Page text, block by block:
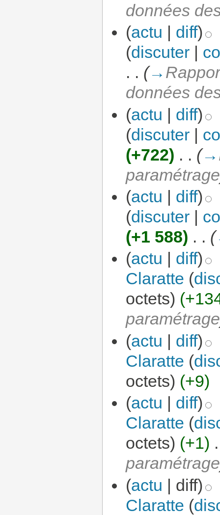
données
(actu | diff)
(discuter |
. . (→
données
(actu | diff)
(discuter |
(+722) . . (→
paramétrage
(actu | diff)
(discuter |
(+1 588) . . (
(actu diff)
Claratte (
octets)
paramétrage
(actu | diff)
Claratte (
octets) (+9)
(actu | diff)
Claratte (
octets) (+1)
paramétrage
(actu | diff)
Claratte (